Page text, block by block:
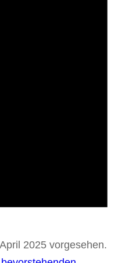
2025 vorgesehen.